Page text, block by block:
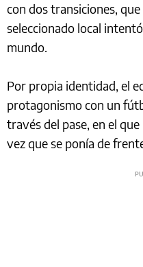
con dos transiciones,
seleccionado local
mundo.
Por propia identidad, el
protagonismo con un
través del pase, en el
vez que se ponía de